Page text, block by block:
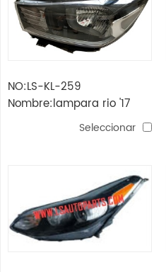
NO:LS-KL-259
Nombre:lampara rio '17
Seleccionar